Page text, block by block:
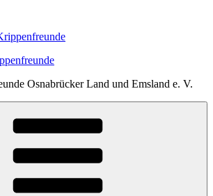
Osnabrücker Land und Emsland e. V.